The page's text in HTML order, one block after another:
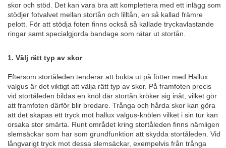
skor och stöd. Det kan vara bra att komplettera med ett inlägg som
stödjer fotvalvet mellan stortån och lilltån, en så kallad främre
pelott. För att stödja foten finns också så kallade tryckavlastande
ringar samt specialgjorda bandage som rätar ut stortån.
1. Välj rätt typ av skor
Eftersom stortåleden tenderar att bukta ut på fötter med Hallux
valgus är det viktigt att välja rätt typ av skor. På framfoten precis
vid stortåleden bildas en knöl där stortån kröker sig inåt, vilket gör
att framfoten därför blir bredare. Trånga och hårda skor kan göra
att det skapas ett tryck mot hallux valgus-knölen vilket i sin tur kan
orsaka stor smärta. Runt området kring stortåleden finns nämligen
slemsäckar som har som grundfunktion att skydda stortåleden. Vid
långvarigt tryck mot dessa slemsäckar, exempelvis från trånga